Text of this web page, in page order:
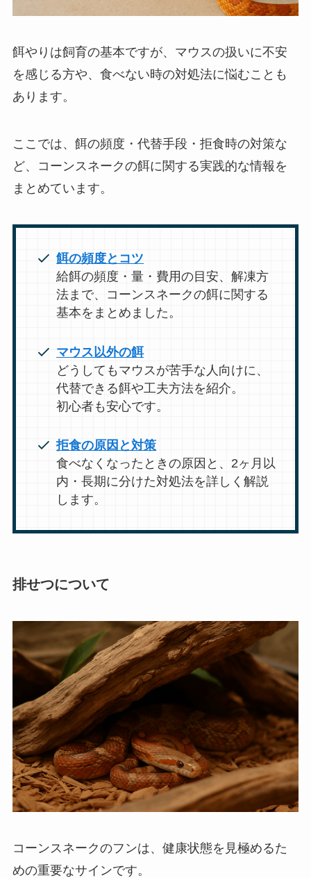
餌やりは飼育の基本ですが、マウスの扱いに不安
を感じる方や、食べない時の対処法に悩むことも
あります。
ここでは、餌の頻度・代替手段・拒食時の対策な
ど、コーンスネークの餌に関する実践的な情報を
まとめています。
餌の頻度とコツ
給餌の頻度・量・費用の目安、解凍方
法まで、コーンスネークの餌に関する
基本をまとめました。
マウス以外の餌
どうしてもマウスが苦手な人向けに、
代替できる餌や工夫方法を紹介。
初心者も安心です。
拒食の原因と対策
食べなくなったときの原因と、2ヶ月以
内・長期に分けた対処法を詳しく解説
します。
排せつについて
コーンスネークのフンは、健康状態を見極めるた
めの重要なサインです。